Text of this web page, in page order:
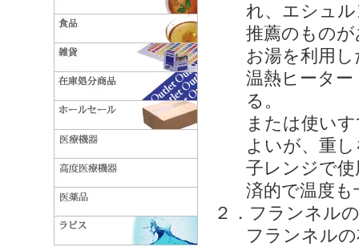
れ、エシュ
推薦のもの
お湯を利用
温熱ヒータ
る。
または使い
よいが、重
子レンジで
済的で温度
２．フランネル
フランネル